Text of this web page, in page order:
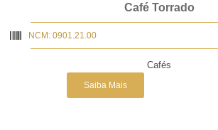
Café Torrado
NCM: 0901.21.00
Cafés
Saiba Mais